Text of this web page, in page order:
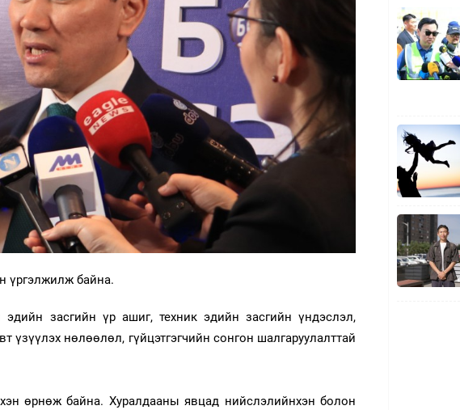
үргэлжилж байна.
засгийн үр ашиг, техник эдийн засгийн үндэслэл,
үзүүлэх нөлөөлөл, гүйцэтгэгчийн сонгон шалгаруулалттай
өрнөж байна. Хуралдааны явцад нийслэлийнхэн болон